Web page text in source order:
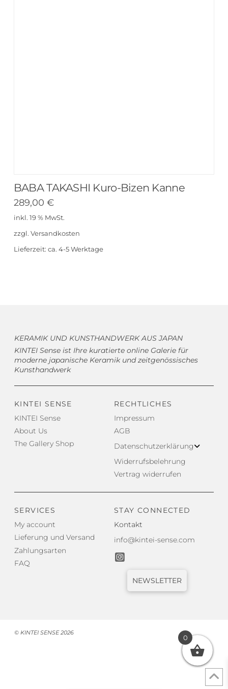
BABA TAKASHI Kuro-Bizen Kanne
289,00 €
inkl. 19 % MwSt.
zzgl. Versandkosten
Lieferzeit: ca. 4-5 Werktage
KERAMIK UND KUNSTHANDWERK AUS JAPAN
KINTEI Sense ist Ihre kuratierte online Galerie für
moderne japanische Keramik und zeitgenössisches
Kunsthandwerk
KINTEI SENSE
KINTEI Sense
About Us
The Gallery Shop
RECHTLICHES
Impressum
AGB
Datenschutzerklärung
Widerrufsbelehrung
Vertrag widerrufen
SERVICES
My account
Lieferung und Versand
Zahlungsarten
FAQ
STAY CONNECTED
Kontakt
info@kintei-sense.com
NEWSLETTER
© KINTEI SENSE 2026
0